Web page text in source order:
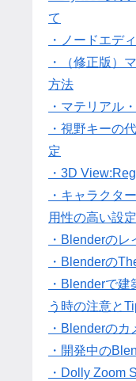
て
・ノードエデ
・（修正版）
方法
・マテリアル
・視野キーの
定
・3D
・キャラクタ
用性の高い設
・Blenderの
・Blenderの
・Blenderで
う時の注意と
・Blenderの
・開発中の
・Dolly Zoom